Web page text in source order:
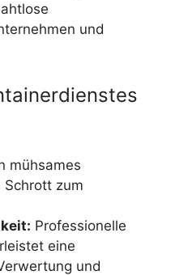
und
mühsames
Schrott zum
Professionelle
eine
und